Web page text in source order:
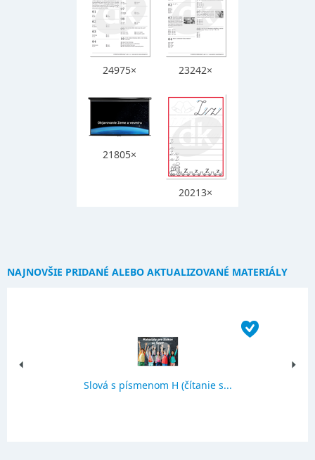
24975× 23242×
21805×
20213×
NAJNOVŠIE PRIDANÉ ALEBO AKTUALIZOVANÉ MATERIÁLY
Slová s písmenom H (čítanie s...